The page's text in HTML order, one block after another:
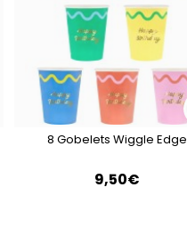
8 Gobelets Wiggle Edge
9,50€